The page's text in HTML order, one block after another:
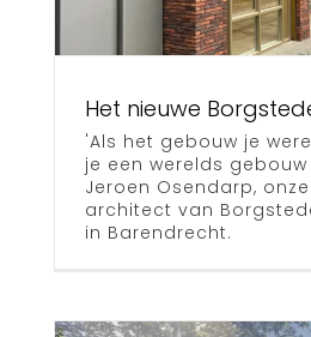
Het nieuwe
'Als het gebouw je
je een werelds
Jeroen Osendarp,
architect van
in Barendrecht.